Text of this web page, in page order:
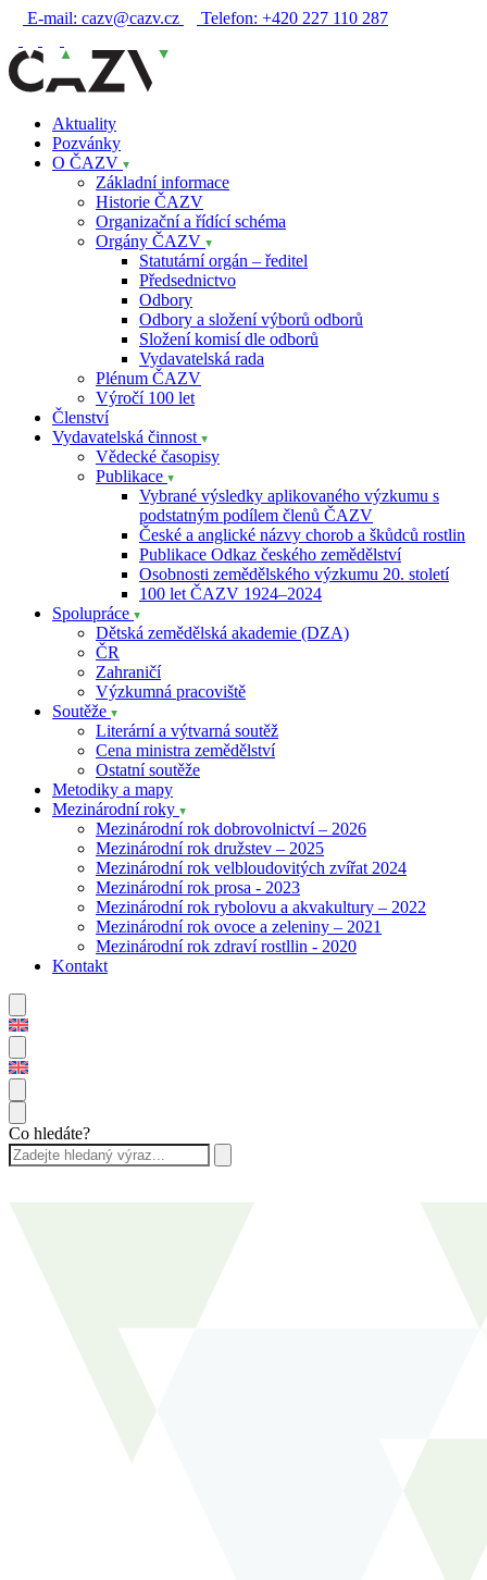
E-mail: cazv@cazv.cz Telefon: +420 227 110 287
Aktuality
Pozvánky
O ČAZV
Základní informace
Historie ČAZV
Organizační a řídící schéma
Orgány ČAZV
Statutární orgán – ředitel
Předsednictvo
Odbory
Odbory a složení výborů odborů
Složení komisí dle odborů
Vydavatelská rada
Plénum ČAZV
Výročí 100 let
Členství
Vydavatelská činnost
Vědecké časopisy
Publikace
Vybrané výsledky aplikovaného výzkumu s
podstatným podílem členů ČAZV
České a anglické názvy chorob a škůdců rostlin
Publikace Odkaz českého zemědělství
Osobnosti zemědělského výzkumu 20. století
100 let ČAZV 1924–2024
Spolupráce
Dětská zemědělská akademie (DZA)
ČR
Zahraničí
Výzkumná pracoviště
Soutěže
Literární a výtvarná soutěž
Cena ministra zemědělství
Ostatní soutěže
Metodiky a mapy
Mezinárodní roky
Mezinárodní rok dobrovolnictví – 2026
Mezinárodní rok družstev – 2025
Mezinárodní rok velbloudovitých zvířat 2024
Mezinárodní rok prosa - 2023
Mezinárodní rok rybolovu a akvakultury – 2022
Mezinárodní rok ovoce a zeleniny – 2021
Mezinárodní rok zdraví rostllin - 2020
Kontakt
Co hledáte?